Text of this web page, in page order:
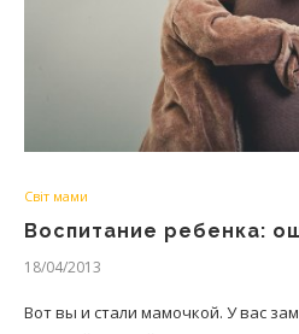
Світ мами
Воспитание ребенка:
18/04/2013
Вот вы и стали мамочкой. У вас